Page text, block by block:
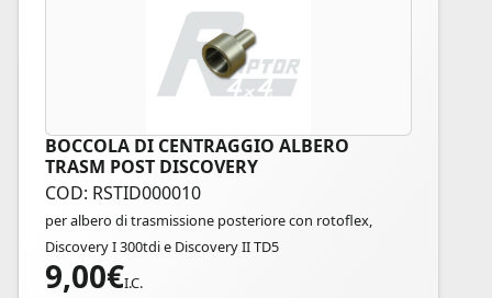
BOCCOLA DI CENTRAGGIO ALBERO
TRASM POST DISCOVERY
COD: RSTID000010
per albero di trasmissione posteriore con rotoflex,
Discovery I 300tdi e Discovery II TD5
9,00€I.C.